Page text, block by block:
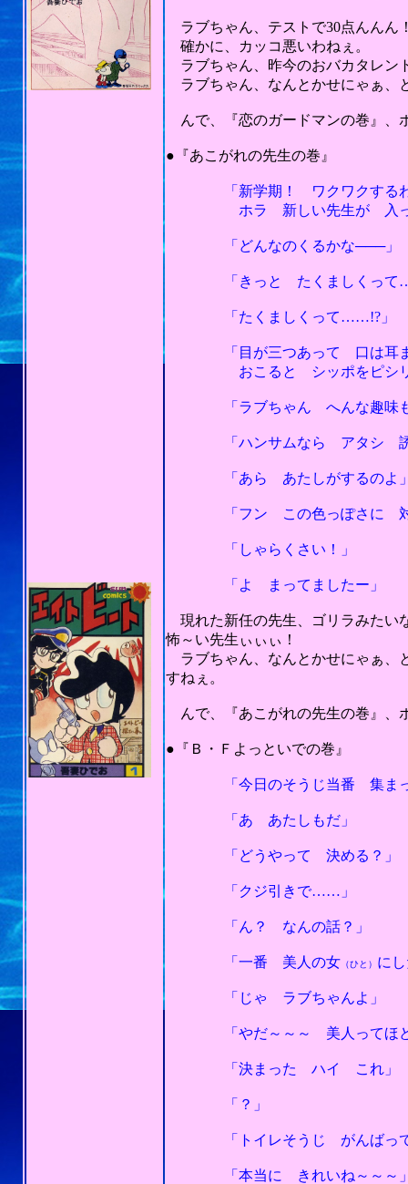
ラブちゃん、テストで30点んんん
確かに、カッコ悪いわねぇ。
ラブちゃん、昨今のおバカタレン
ラブちゃん、なんとかせにゃぁ、
んで、『恋のガードマンの巻』、
●『あこがれの先生の巻』
「新学期！ ワクワクする
ホラ 新しい先生が 入って
「どんなのくるかな───」
「きっと たくましくって
「たくましくって……!?」
「目が三つあって 口は耳ま
おこると シッポをピシリ
「ラブちゃん へんな趣味も
「ハンサムなら アタシ 誘惑
「あら あたしがするのよ
「フン この色っぽさに 対
「しゃらくさい！」
「よ まってましたー」
現れた新任の先生、ゴリラみたい
怖～い先生ぃぃぃ！
ラブちゃん、なんとかせにゃぁ、
すねぇ。
んで、『あこがれの先生の巻』、
●『Ｂ・Ｆよっといでの巻』
「今日のそうじ当番 集まっ
「あ あたしもだ」
「どうやって 決める？」
「クジ引きで……」
「ん？ なんの話？」
「一番 美人の女 （ひと） に
「じゃ ラブちゃんよ」
「やだ～～～ 美人ってほど
「決まった ハイ これ」
「？」
「トイレそうじ がんばっ
「本当に きれいね～～～